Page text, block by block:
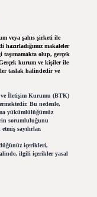
veya şahıs şirketi ile
makaleler
olup, gerçek
kurum ve kişiler ile
taslak halindedir ve
ve İletişim Kurumu (BTK)
Bu nedenle,
yükümlülüğümüz
sorumluluğunu
sayılırlar.
içerikleri,
ilgili içerikler yasal